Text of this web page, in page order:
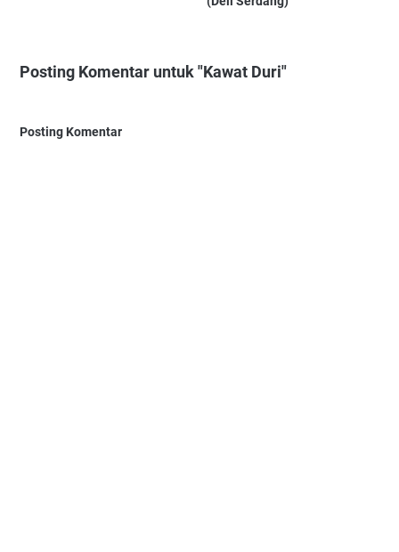
Posting Komentar untuk "Kawat Duri"
Posting Komentar